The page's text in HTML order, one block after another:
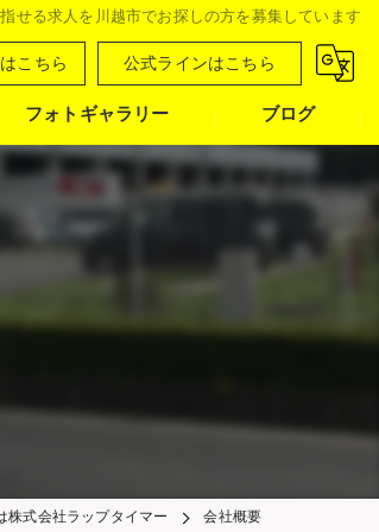
せる求人を川越市でお探しの方を募集しています
こちら 公式ラインはこちら
フォトギャラリー ブログ
株式会社ラップタイマー 会社概要